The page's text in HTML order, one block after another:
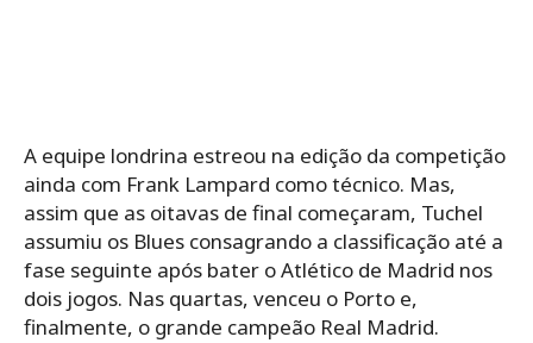
A equipe londrina estreou na edição da competição
ainda com Frank Lampard como técnico. Mas,
assim que as oitavas de final começaram, Tuchel
assumiu os Blues consagrando a classificação até a
fase seguinte após bater o Atlético de Madrid nos
dois jogos. Nas quartas, venceu o Porto e,
finalmente, o grande campeão Real Madrid.